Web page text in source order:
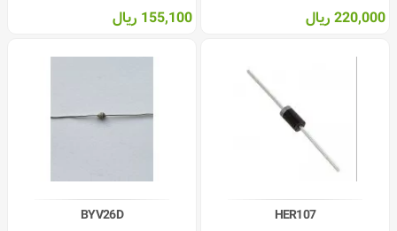
220,000 ریال 155,100 ریال
HER107
BYV26D